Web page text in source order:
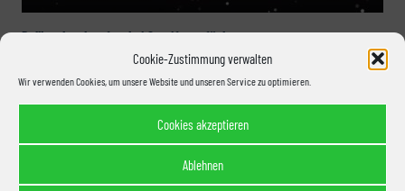
Cookie-Zustimmung verwalten
Wir verwenden Cookies, um unsere Website und unseren Service zu optimieren.
Cookies akzeptieren
Ablehnen
Ballhawks ab sofort bei Spotify verfügbar